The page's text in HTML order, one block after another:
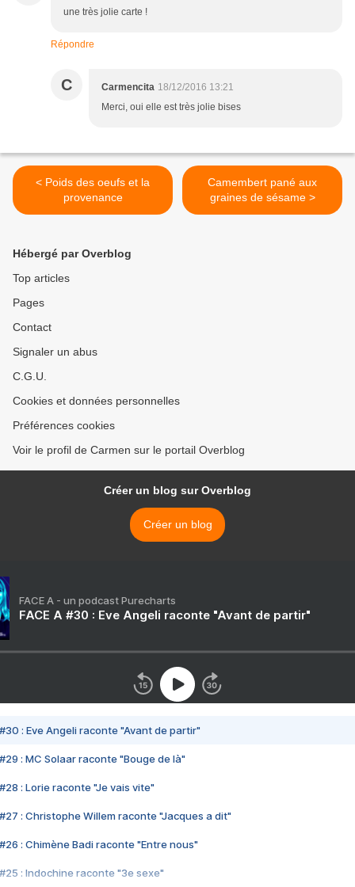
une très jolie carte !
Répondre
C Carmencita 18/12/2016 13:21
Merci, oui elle est très jolie bises
< Poids des oeufs et la
provenance
Camembert pané aux
graines de sésame >
Hébergé par Overblog
Top articles
Pages
Contact
Signaler un abus
C.G.U.
Cookies et données personnelles
Préférences cookies
Voir le profil de Carmen sur le portail Overblog
Créer un blog sur Overblog
Créer un blog
FACE A - un podcast Purecharts
FACE A #30 : Eve Angeli raconte "Avant de partir"
#30 : Eve Angeli raconte "Avant de partir"
#29 : MC Solaar raconte "Bouge de là"
#28 : Lorie raconte "Je vais vite"
#27 : Christophe Willem raconte "Jacques a dit"
#26 : Chimène Badi raconte "Entre nous"
#25 : Indochine raconte "3e sexe"